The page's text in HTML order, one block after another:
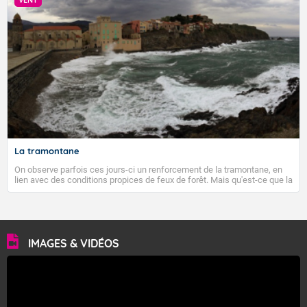
parcourt la basse vallée du Rhône et la Provence et envahit le littoral
méditerranéen à partir de la Camargue.
La tramontane
On observe parfois ces jours-ci un renforcement de la tramontane, en
lien avec des conditions propices de feux de forêt. Mais qu'est-ce que la
tramontane ? Quelles sont ses caractéristiques ? La tramontane est un
l’ouest de l’Hérault. L’étymologie de ce vent vient du latin trasmontanus,
signifiant au-delà des monts, en allusion aux régions montagneuses
d’où provient ce vent.
IMAGES & VIDÉOS